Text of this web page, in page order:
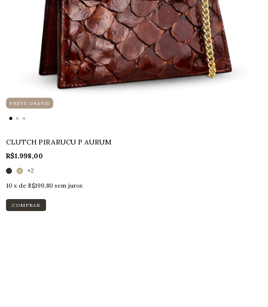
FRETE GRÁTIS
CLUTCH PIRARUCU P AURUM
R$1.998,00
+2
10 x de R$199,80 sem juros
COMPRAR